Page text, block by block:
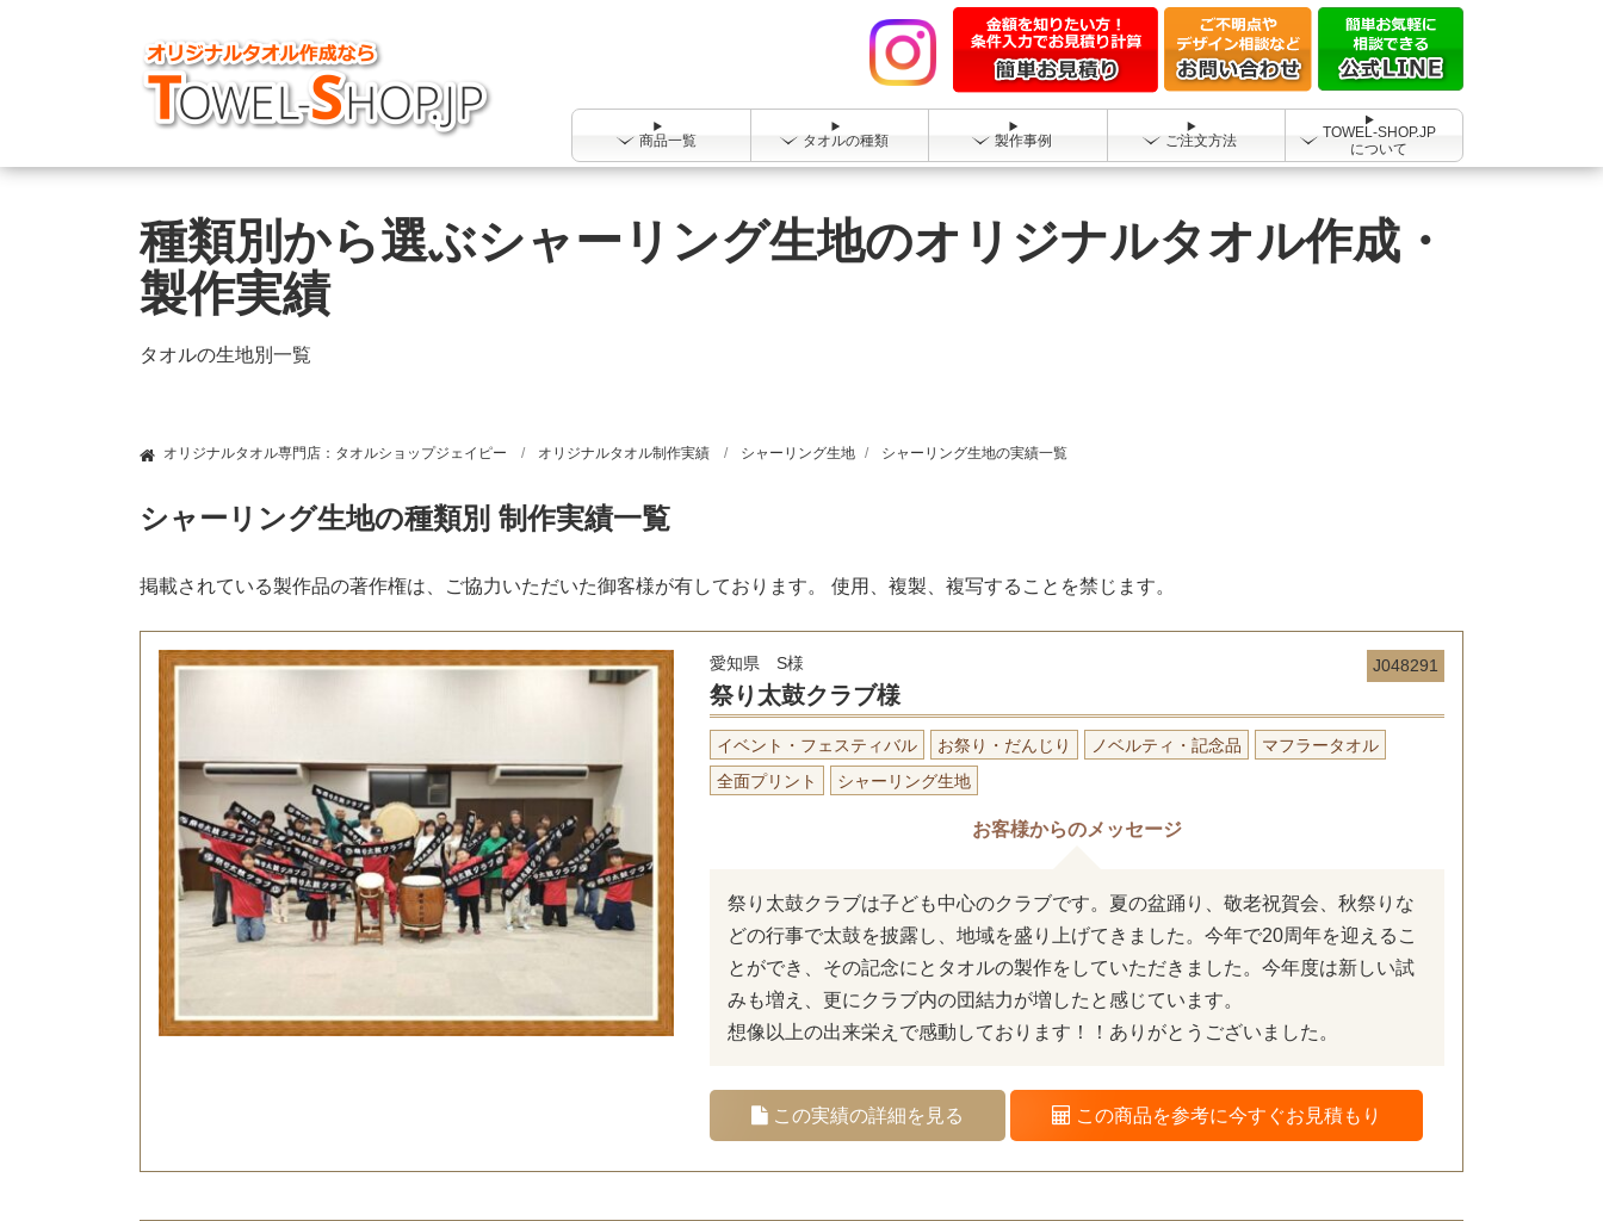
商品一覧 タオルの種類 製作事例 ご注文方法
TOWEL-SHOP.JP
について
種類別から選ぶシャーリング生地のオリジナルタオル作成・
製作実績
タオルの生地別一覧
オリジナルタオル専門店：タオルショップジェイピー オリジナルタオル制作実績 シャーリング生地 シャーリング生地の実績一覧
シャーリング生地の種類別 制作実績一覧
掲載されている製作品の著作権は、ご協力いただいた御客様が有しております。 使用、複製、複写することを禁じます。
J048291
愛知県 S様
祭り太鼓クラブ様
イベント・フェスティバル お祭り・だんじり ノベルティ・記念品
マフラータオル
全面プリント
シャーリング生地
お客様からのメッセージ
祭り太鼓クラブは子ども中心のクラブです。夏の盆踊り、敬老祝賀会、秋祭りな
どの行事で太鼓を披露し、地域を盛り上げてきました。今年で20周年を迎えるこ
とができ、その記念にとタオルの製作をしていただきました。今年度は新しい試
みも増え、更にクラブ内の団結力が増したと感じています。
想像以上の出来栄えで感動しております！！ありがとうございました。
この実績の詳細を見る この商品を参考に今すぐお見積もり